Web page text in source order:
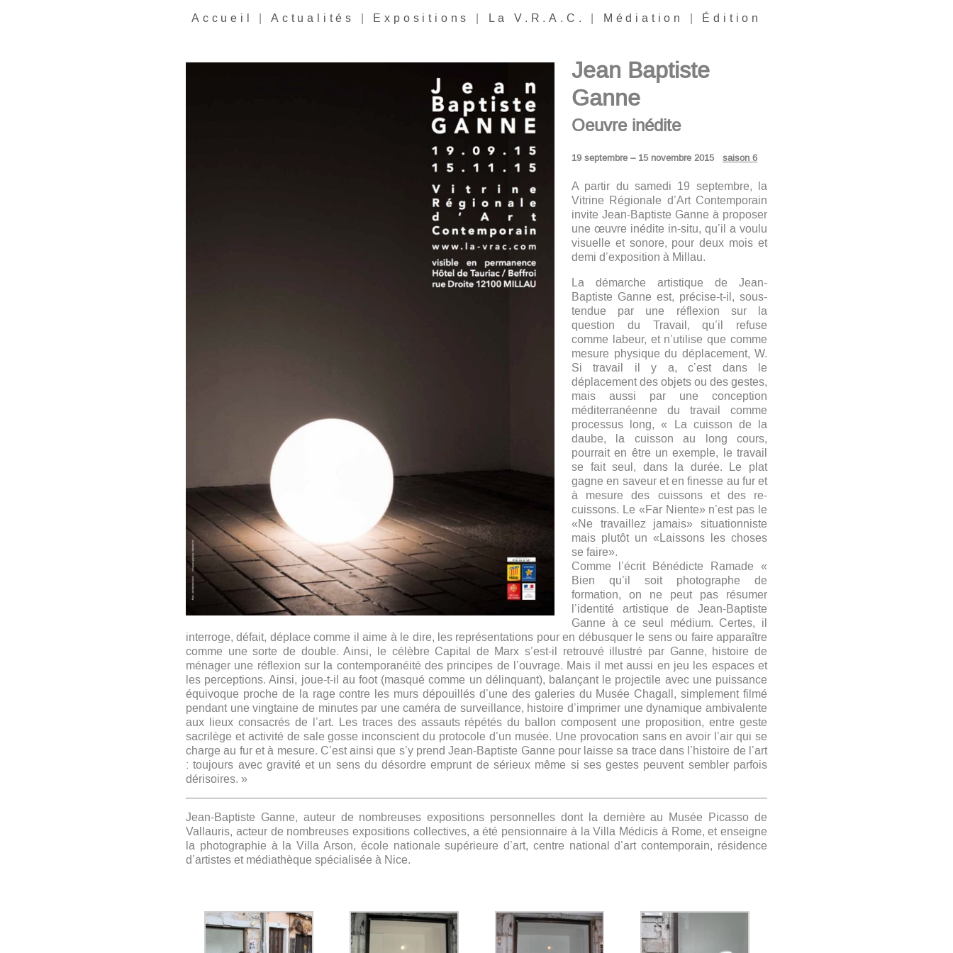
Accueil Actualités Expositions La V.R.A.C. Médiation Édition
Jean Baptiste
Ganne
Oeuvre inédite
19 septembre – 15 novembre 2015 saison 6
A partir du samedi 19 septembre, la
Vitrine Régionale d’Art Contemporain
invite Jean-Baptiste Ganne à proposer
une œuvre inédite in-situ, qu’il a voulu
visuelle et sonore, pour deux mois et
demi d’exposition à Millau.
La démarche artistique de Jean-
Baptiste Ganne est, précise-t-il, sous-
tendue par une réflexion sur la
question du Travail, qu’il refuse
comme labeur, et n’utilise que comme
mesure physique du déplacement, W.
Si travail il y a, c’est dans le
déplacement des objets ou des gestes,
mais aussi par une conception
méditerranéenne du travail comme
processus long, « La cuisson de la
daube, la cuisson au long cours,
pourrait en être un exemple, le travail
se fait seul, dans la durée. Le plat
gagne en saveur et en finesse au fur et
à mesure des cuissons et des re-
cuissons. Le «Far Niente» n’est pas le
«Ne travaillez jamais» situationniste
mais plutôt un «Laissons les choses
se faire».
Comme l’écrit Bénédicte Ramade «
Bien qu’il soit photographe de
formation, on ne peut pas résumer
l’identité artistique de Jean-Baptiste
Ganne à ce seul médium. Certes, il
interroge, défait, déplace comme il aime à le dire, les représentations pour en débusquer le sens ou faire apparaître
comme une sorte de double. Ainsi, le célèbre Capital de Marx s’est-il retrouvé illustré par Ganne, histoire de
ménager une réflexion sur la contemporanéité des principes de l’ouvrage. Mais il met aussi en jeu les espaces et
les perceptions. Ainsi, joue-t-il au foot (masqué comme un délinquant), balançant le projectile avec une puissance
équivoque proche de la rage contre les murs dépouillés d’une des galeries du Musée Chagall, simplement filmé
pendant une vingtaine de minutes par une caméra de surveillance, histoire d’imprimer une dynamique ambivalente
aux lieux consacrés de l’art. Les traces des assauts répétés du ballon composent une proposition, entre geste
sacrilège et activité de sale gosse inconscient du protocole d’un musée. Une provocation sans en avoir l’air qui se
charge au fur et à mesure. C’est ainsi que s’y prend Jean-Baptiste Ganne pour laisse sa trace dans l’histoire de l’art
: toujours avec gravité et un sens du désordre emprunt de sérieux même si ses gestes peuvent sembler parfois
dérisoires. »
Jean-Baptiste Ganne, auteur de nombreuses expositions personnelles dont la dernière au Musée Picasso de
Vallauris, acteur de nombreuses expositions collectives, a été pensionnaire à la Villa Médicis à Rome, et enseigne
la photographie à la Villa Arson, école nationale supérieure d’art, centre national d’art contemporain, résidence
d’artistes et médiathèque spécialisée à Nice.